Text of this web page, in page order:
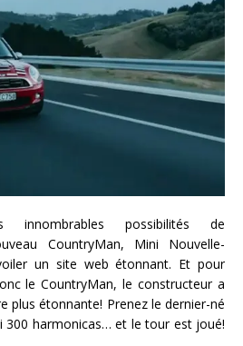
innombrables possibilités de
CountryMan, Mini Nouvelle-
un site web étonnant. Et pour
le CountryMan, le constructeur a
plus étonnante! Prenez le dernier-né
300 harmonicas… et le tour est joué!